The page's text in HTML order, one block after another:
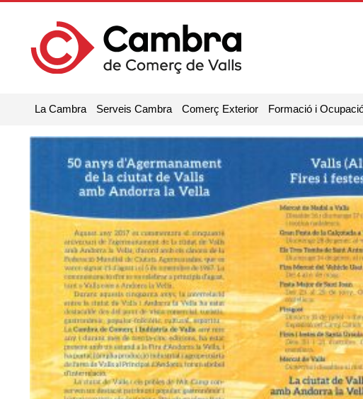
La Cambra Serveis Cambra Comerç Exterior Formació i